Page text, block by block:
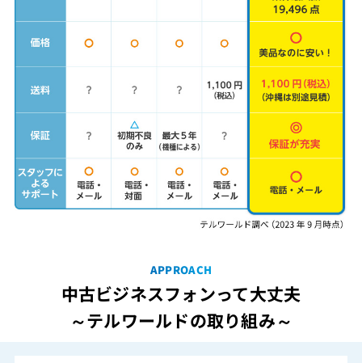
APPROACH
中古ビジネスフォンって大丈夫
～テルワールドの取り組み～